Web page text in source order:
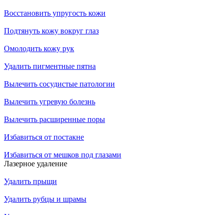
Восстановить упругость кожи
Подтянуть кожу вокруг глаз
Омолодить кожу рук
Удалить пигментные пятна
Вылечить сосудистые патологии
Вылечить угревую болезнь
Вылечить расширенные поры
Избавиться от постакне
Избавиться от мешков под глазами
Лазерное удаление
Удалить прыщи
Удалить рубцы и шрамы